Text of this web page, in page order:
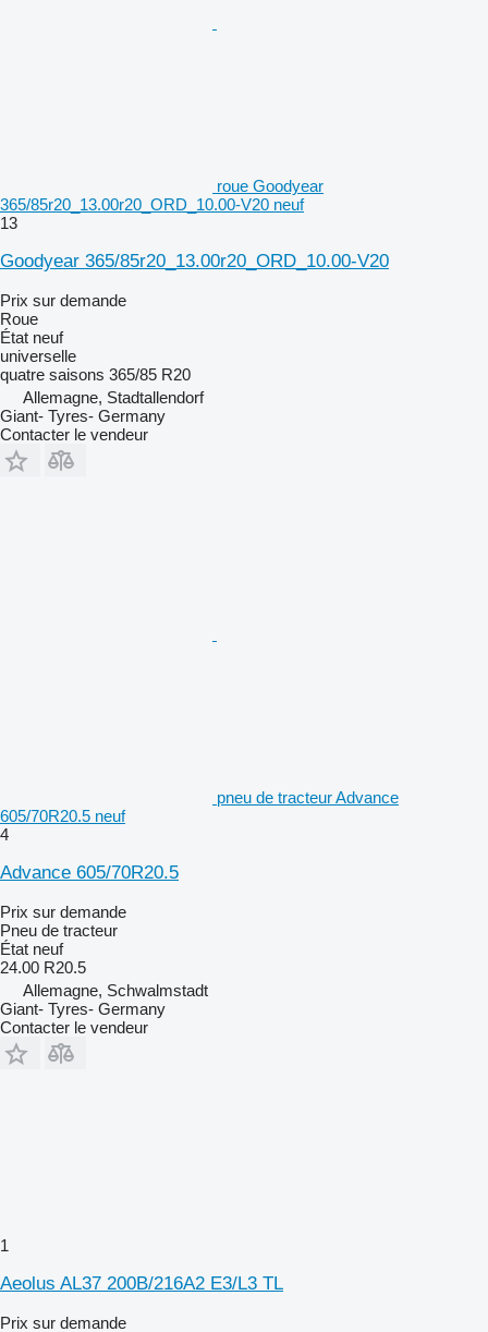
roue Goodyear
365/85r20_13.00r20_ORD_10.00-V20 neuf
13
Goodyear 365/85r20_13.00r20_ORD_10.00-V20
Prix sur demande
Roue
État neuf
universelle
quatre saisons 365/85 R20
Allemagne, Stadtallendorf
Giant- Tyres- Germany
Contacter le vendeur
pneu de tracteur Advance
605/70R20.5 neuf
4
Advance 605/70R20.5
Prix sur demande
Pneu de tracteur
État neuf
24.00 R20.5
Allemagne, Schwalmstadt
Giant- Tyres- Germany
Contacter le vendeur
1
Aeolus AL37 200B/216A2 E3/L3 TL
Prix sur demande